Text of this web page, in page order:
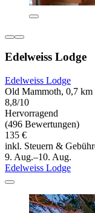
Edelweiss Lodge
Edelweiss Lodge
Old Mammoth, 0,7
8,8/10
Hervorragend
(496 Bewertungen)
135 €
inkl. Steuern &
9. Aug.–10. Aug.
Edelweiss Lodge